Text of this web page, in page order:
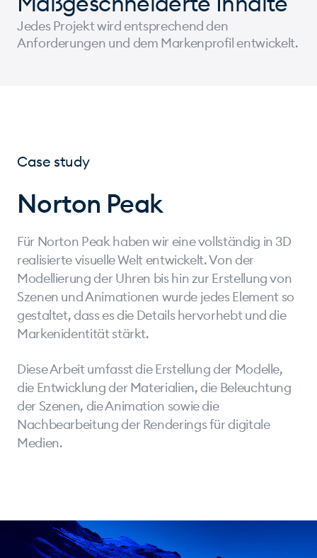
Jedes Projekt wird entsprechend den
Anforderungen und dem Markenprofil entwickelt.
Case study
Norton Peak
Für Norton Peak haben wir eine vollständig in 3D
realisierte visuelle Welt entwickelt. Von der
Modellierung der Uhren bis hin zur Erstellung von
Szenen und Animationen wurde jedes Element so
gestaltet, dass es die Details hervorhebt und die
Markenidentität stärkt.
Diese Arbeit umfasst die Erstellung der Modelle,
die Entwicklung der Materialien, die Beleuchtung
der Szenen, die Animation sowie die
Nachbearbeitung der Renderings für digitale
Medien.